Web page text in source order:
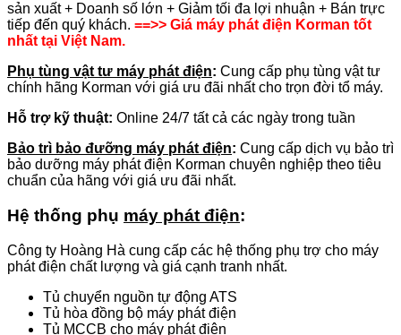
sản xuất + Doanh số lớn + Giảm tối đa lợi nhuận + Bán trực
tiếp đến quý khách. ==>> Giá máy phát điện Korman tốt
nhất tại Việt Nam.
Phụ tùng vật tư máy phát điện: Cung cấp phụ tùng vật tư
chính hãng Korman với giá ưu đãi nhất cho trọn đời tổ máy.
Hỗ trợ kỹ thuật: Online 24/7 tất cả các ngày trong tuần
Bảo trì bảo đưỡng máy phát điện: Cung cấp dịch vụ bảo trì
bảo dưỡng máy phát điện Korman chuyên nghiệp theo tiêu
chuẩn của hãng với giá ưu đãi nhất.
Hệ thống phụ máy phát điện:
Công ty Hoàng Hà cung cấp các hệ thống phụ trợ cho máy
phát điện chất lượng và giá cạnh tranh nhất.
Tủ chuyển nguồn tự động ATS
Tủ hòa đồng bộ máy phát điện
Tủ MCCB cho máy phát điện